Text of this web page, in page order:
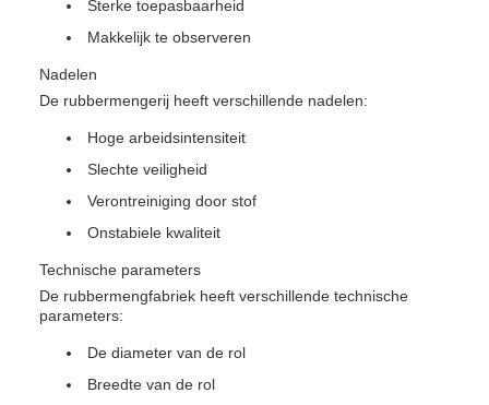
Sterke toepasbaarheid
Makkelijk te observeren
Nadelen
De rubbermengerij heeft verschillende nadelen:
Hoge arbeidsintensiteit
Slechte veiligheid
Verontreiniging door stof
Onstabiele kwaliteit
Technische parameters
De rubbermengfabriek heeft verschillende technische
parameters:
De diameter van de rol
Breedte van de rol